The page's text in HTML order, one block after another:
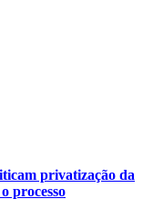
privatização da
processo